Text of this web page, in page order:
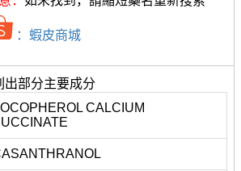
：蝦皮商城
出部分主要成分
CALCIUM